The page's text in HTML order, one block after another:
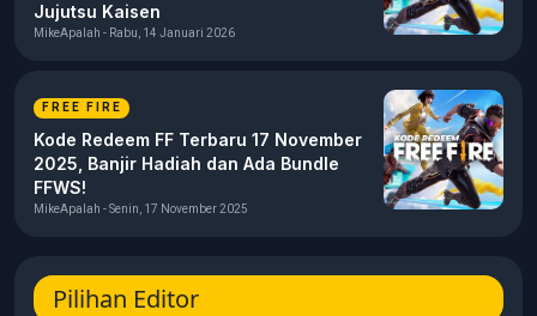
Jujutsu Kaisen
MikeApalah - Rabu, 14 Januari 2026
FREE FIRE
Kode Redeem FF Terbaru 17 November
2025, Banjir Hadiah dan Ada Bundle
FFWS!
MikeApalah - Senin, 17 November 2025
Pilihan Editor